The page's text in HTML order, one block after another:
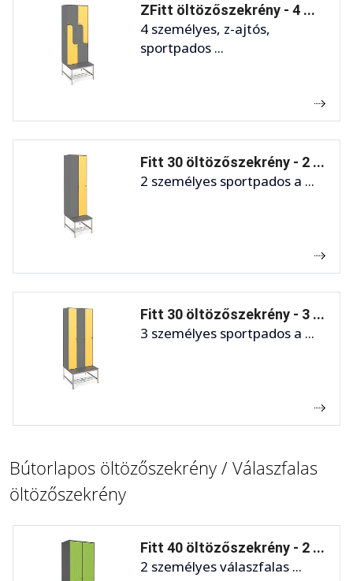
ZFitt öltözőszekrény - 4 ...
4 személyes, z-ajtós,
sportpados ...
Fitt 30 öltözőszekrény - 2 ...
2 személyes sportpados a ...
Fitt 30 öltözőszekrény - 3 ...
3 személyes sportpados a ...
Bútorlapos öltözőszekrény / Válaszfalas
öltözőszekrény
Fitt 40 öltözőszekrény - 2 ...
2 személyes válaszfalas ...